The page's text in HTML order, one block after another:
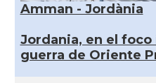
Amman - Jordània
Jordania, en el
guerra de Oriente